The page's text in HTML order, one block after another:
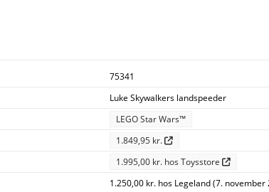
75341
Luke Skywalkers landspeeder
LEGO Star Wars™
1.849,95 kr.
1.995,00 kr. hos Toysstore
1.250,00 kr. hos Legeland (7. november